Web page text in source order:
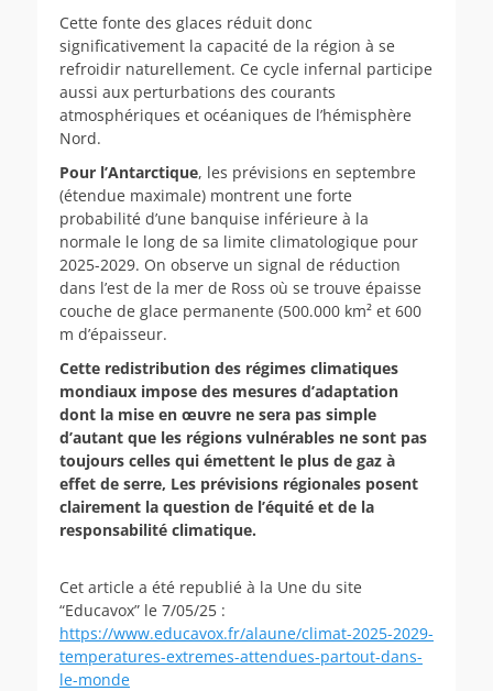
Cette fonte des glaces réduit donc
significativement la capacité de la région à se
refroidir naturellement. Ce cycle infernal participe
aussi aux perturbations des courants
atmosphériques et océaniques de l’hémisphère
Nord.
Pour l’Antarctique, les prévisions en septembre
(étendue maximale) montrent une forte
probabilité d’une banquise inférieure à la
normale le long de sa limite climatologique pour
2025-2029. On observe un signal de réduction
dans l’est de la mer de Ross où se trouve épaisse
couche de glace permanente (500.000 km² et 600
m d’épaisseur.
Cette redistribution des régimes climatiques
mondiaux impose des mesures d’adaptation
dont la mise en œuvre ne sera pas simple
d’autant que les régions vulnérables ne sont pas
toujours celles qui émettent le plus de gaz à
effet de serre, Les prévisions régionales posent
clairement la question de l’équité et de la
responsabilité climatique.
Cet article a été republié à la Une du site
“Educavox” le 7/05/25 :
https://www.educavox.fr/alaune/climat-2025-2029-
temperatures-extremes-attendues-partout-dans-
le-monde